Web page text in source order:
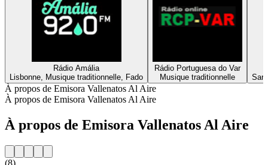
Rádio Amália
Lisbonne, Musique traditionnelle, Fado
Rádio Portuguesa do Var
Musique traditionnelle
À propos de Emisora Vallenatos Al Aire
À propos de Emisora Vallenatos Al Aire
À propos de Emisora Vallenatos Al Aire
(8)